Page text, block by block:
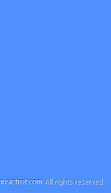
All rights reserved.